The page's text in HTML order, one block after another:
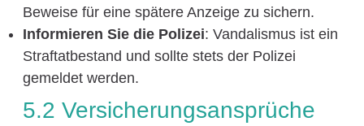
Beweise für eine spätere Anzeige zu sichern.
Informieren Sie die Polizei: Vandalismus ist ein
Straftatbestand und sollte stets der Polizei
gemeldet werden.
5.2 Versicherungsansprüche